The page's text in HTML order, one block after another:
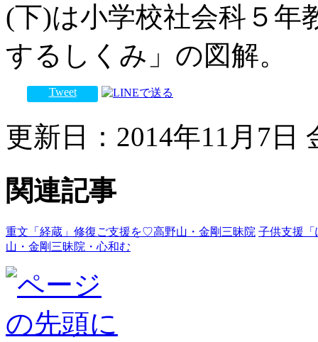
(下)は小学校社会科５年
するしくみ」の図解。
Tweet
更新日：2014年11月7日
関連記事
重文「経蔵」修復ご支援を♡高野山・金剛三昧院 子供支援
山・金剛三昧院・心和む